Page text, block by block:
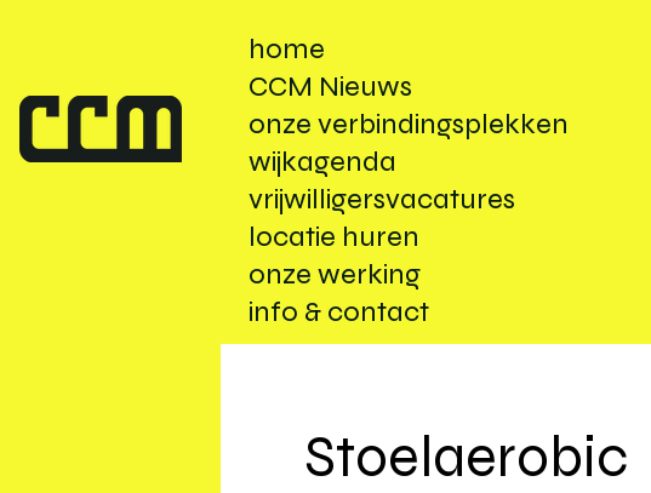
home
CCM Nieuws
onze verbindingsplekken
wijkagenda
vrijwilligersvacatures
locatie huren
onze werking
info & contact
Stoelaerobic